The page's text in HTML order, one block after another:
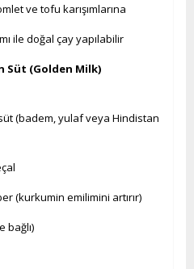
ve tofu karışımlarına
ile doğal çay yapılabilir
Süt (Golden Milk)
(badem, yulaf veya Hindistan
(kurkumin emilimini artırır)
bağlı)